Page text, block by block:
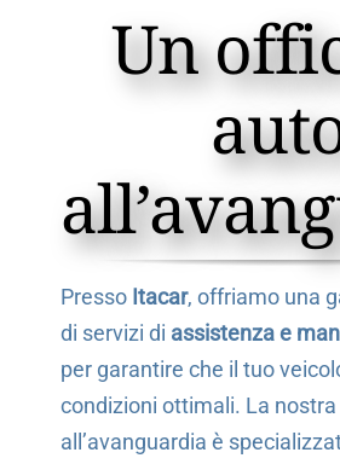
Un
Presso Itacar, offriamo una
di servizi di assistenza e
per garantire che il tuo
condizioni ottimali. La
all’avanguardia è